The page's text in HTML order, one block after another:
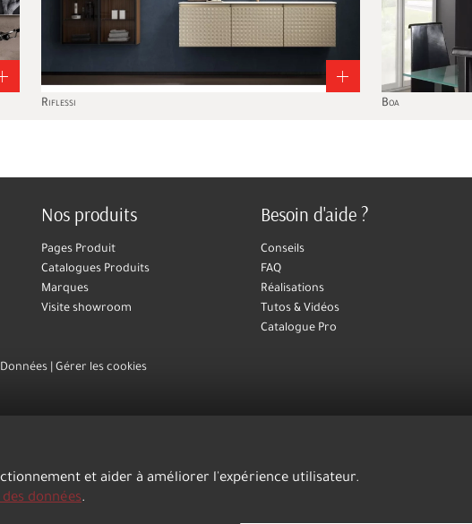
Riflessi Boa
Nos produits
Pages Produit
Catalogues Produits
Marques
Visite showroom
Besoin d'aide ?
Conseils
FAQ
Réalisations
Tutos & Vidéos
Catalogue Pro
Gérer les cookies
et aider à améliorer l'expérience utilisateur.
données.